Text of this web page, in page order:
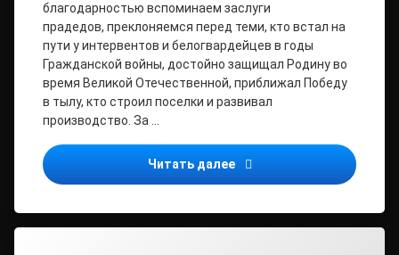
благодарностью вспоминаем заслуги
прадедов, преклоняемся перед теми, кто встал на
пути у интервентов и белогвардейцев в годы
Гражданской войны, достойно защищал Родину во
время Великой Отечественной, приближал Победу
в тылу, кто строил поселки и развивал
производство. За …
Читать далее Дорогие жители